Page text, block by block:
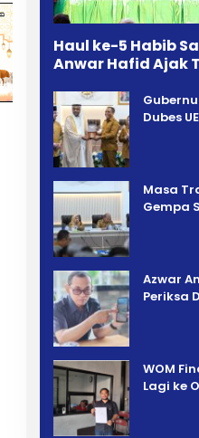
Haul ke-5 Habib
Anwar Hafid Ajak
Dubes
Masa
Gempa
Azwar
Periksa
‎WOM
Lagi ke